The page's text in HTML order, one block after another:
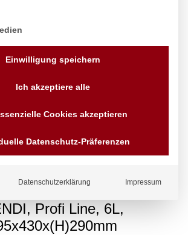
Profi Line, 6L,
Einwilligung speichern
Ich akzeptiere alle
Cookies akzeptieren
Datenschutz-Präferenzen
Datenschutzerklärung Impressum